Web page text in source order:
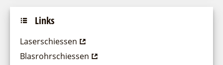
Links
Laserschiessen
Blasrohrschiessen